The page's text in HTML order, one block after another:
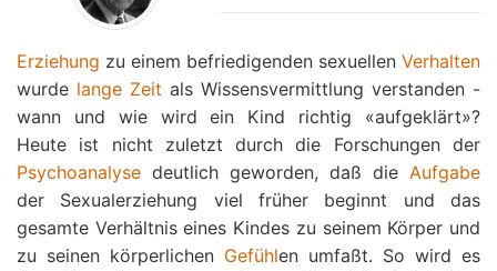
Erziehung zu einem befriedigenden sexuellen Verhalten
wurde lange Zeit als Wissensvermittlung verstanden -
wann und wie wird ein Kind richtig «aufgeklärt»?
Heute ist nicht zuletzt durch die Forschungen der
Psychoanalyse deutlich geworden, daß die Aufgabe
der Sexualerziehung viel früher beginnt und das
gesamte Verhältnis eines Kindes zu seinem Körper und
zu seinen körperlichen Gefühlen umfaßt. So wird es